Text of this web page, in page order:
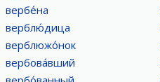
вербе́на
верблю́дица
верблюжо́нок
вербова́вший